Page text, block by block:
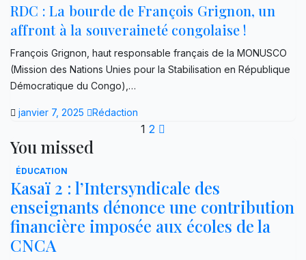
RDC : La bourde de François Grignon, un
affront à la souveraineté congolaise !
François Grignon, haut responsable français de la MONUSCO
(Mission des Nations Unies pour la Stabilisation en République
Démocratique du Congo),…
janvier 7, 2025 Rédaction
Pagination
publications
1 2
You missed
ÉDUCATION
Kasaï 2 : l’Intersyndicale des
enseignants dénonce une contribution
financière imposée aux écoles de la
CNCA